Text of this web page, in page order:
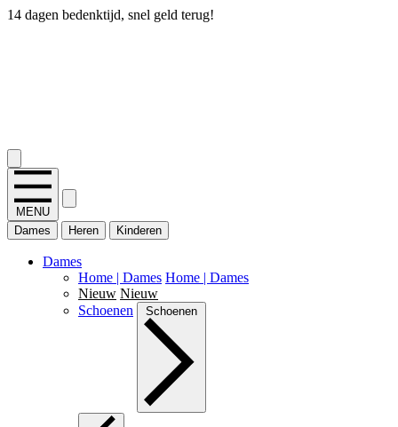
14 dagen bedenktijd, snel geld terug!
MENU
Dames
Heren Kinderen
Dames
Home | Dames Home | Dames
Nieuw Nieuw
Schoenen
Schoenen